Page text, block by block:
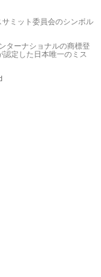
ミット委員会のシンボル
ターナショナルの商標登
定した日本唯一のミス